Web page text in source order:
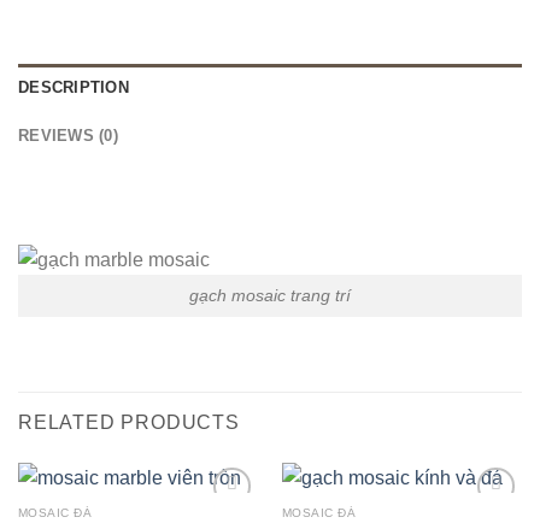
DESCRIPTION
REVIEWS (0)
gạch mosaic trang trí
RELATED PRODUCTS
MOSAIC ĐÁ MOSAIC ĐÁ